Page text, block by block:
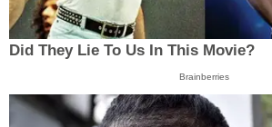
Did They Lie To Us In This Movie?
Brainberries